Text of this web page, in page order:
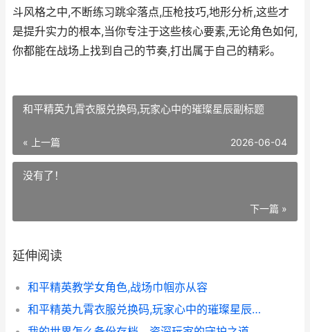
斗风格之中,不断练习跳伞落点,压枪技巧,地形分析,这些才
是提升实力的根本,当你专注于这些核心要素,无论角色如何,
你都能在战场上找到自己的节奏,打出属于自己的精彩。
和平精英九霄衣服兑换码,玩家心中的璀璨星辰副标题
« 上一篇 2026-06-04
没有了！
下一篇 »
延伸阅读
和平精英教学女角色,战场巾帼亦从容
和平精英九霄衣服兑换码,玩家心中的璀璨星辰副标题